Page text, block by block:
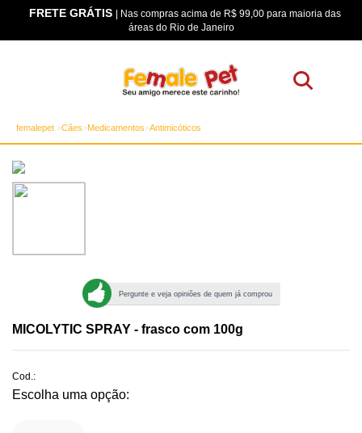
FRETE GRÁTIS | Nas compras acima de R$ 99,00 para maioria das
áreas do Rio de Janeiro
femalepet Cães Medicamentos Antimicóticos
Pergunte e veja opiniões de quem já comprou
MICOLYTIC SPRAY - frasco com 100g
Cod.: